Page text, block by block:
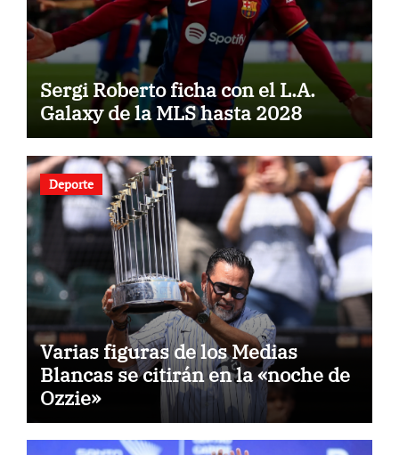
Sergi Roberto ficha con el L.A.
Galaxy de la MLS hasta 2028
Deporte
Varias figuras de los Medias
Blancas se citirán en la «noche de
Ozzie»